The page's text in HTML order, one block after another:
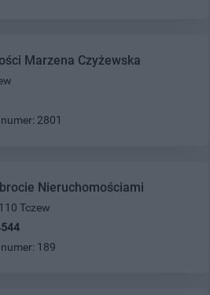
Marzena Czyżewska
numer: 2801
Nieruchomościami
Tczew
numer: 189